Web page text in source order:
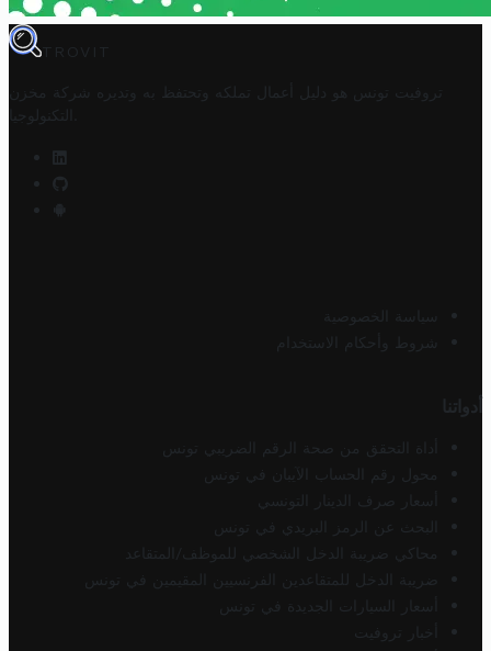
TROVIT
تروفيت تونس هو دليل أعمال تملكه وتحتفظ به وتديره
شركة مخزن
التكنولوجيا
سياسة الخصوصية
شروط وأحكام الاستخدام
أدواتنا
أداة التحقق من صحة الرقم الضريبي تونس
محول رقم الحساب الآيبان في تونس
أسعار صرف الدينار التونسي
البحث عن الرمز البريدي في تونس
محاكي ضريبة الدخل الشخصي للموظف/المتقاعد
ضريبة الدخل للمتقاعدين الفرنسيين المقيمين في تونس
أسعار السيارات الجديدة في تونس
أخبار تروفيت